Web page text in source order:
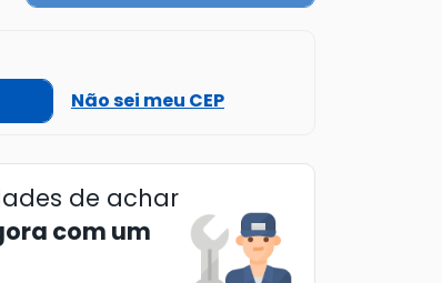
Não sei meu CEP
de achar
com um